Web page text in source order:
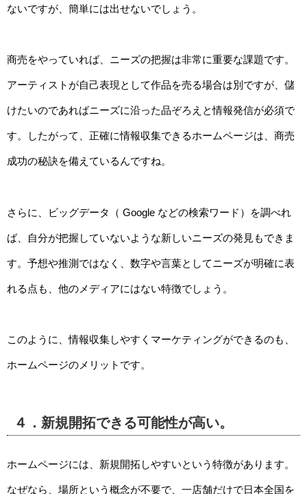
ないですが、簡単には出せないでしょう。
商売をやっていれば、ニーズの把握は非常に重要な課題です。
アーティストが自己表現として作品を売る場合は別ですが、儲
けたいのであればニーズに沿った品ぞろえと情報発信が必須で
す。したがって、正確に情報収集できるホームページは、商売
成功の秘訣を備えているんですね。
さらに、ビッグデータ（ Google などの検索ワード）を調べれ
ば、自分が把握していないような新しいニーズの発見もできま
す。予想や推測ではなく、数字や言葉としてニーズが明確に表
れる点も、他のメディアにはない特徴でしょう。
このように、情報収集しやすくマーケティングができるのも、
ホームページのメリットです。
４．新規開拓できる可能性が高い。
ホームページには、新規開拓しやすいという特徴があります。
なぜなら、場所という概念が不要で、一店舗だけで日本全国を